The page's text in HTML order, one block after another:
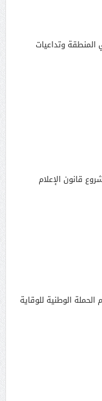
المنطقة وتداعيات
قانون الإعلام
الحملة الوطنية للوقاية